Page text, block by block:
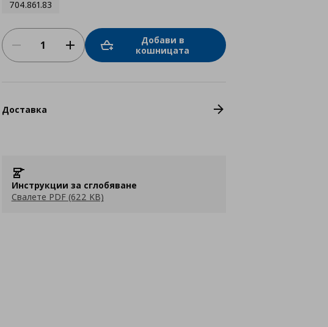
704.861.83
Добави в
кошницата
Доставка
Инструкции за сглобяване
Свалете PDF (622 KB)